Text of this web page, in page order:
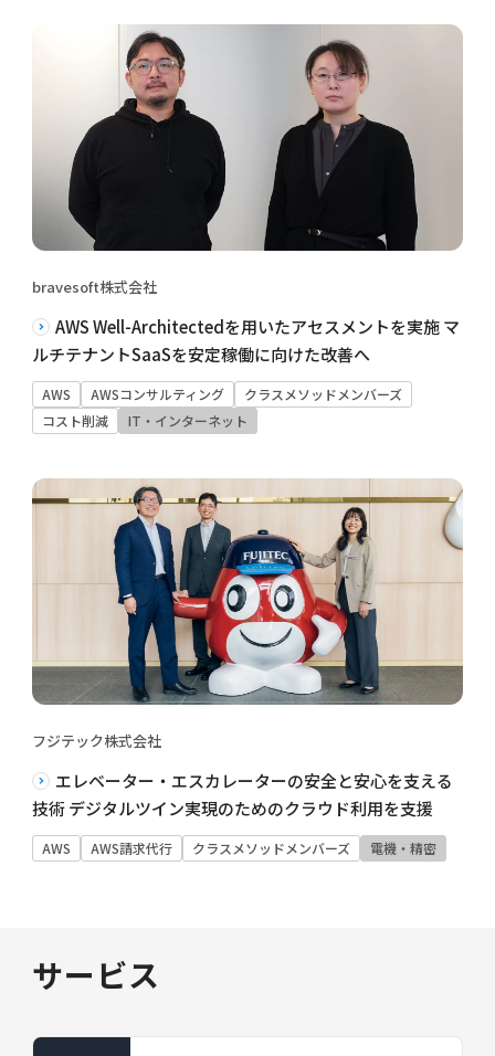
bravesoft株式会社
AWS Well-Architectedを用いたアセスメントを実施 マ
ルチテナントSaaSを安定稼働に向けた改善へ
AWS AWSコンサルティング
クラスメソッドメンバーズ
コスト削減
IT・インターネット
フジテック株式会社
エレベーター・エスカレーターの安全と安心を支える
技術 デジタルツイン実現のためのクラウド利用を支援
AWS AWS請求代行 クラスメソッドメンバーズ 電機・精密
サービス